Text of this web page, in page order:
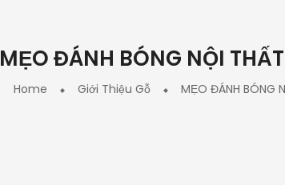
MẸO ĐÁNH BÓNG NỘI
Home Giới Thiệu Gỗ MẸO ĐÁNH BÓNG